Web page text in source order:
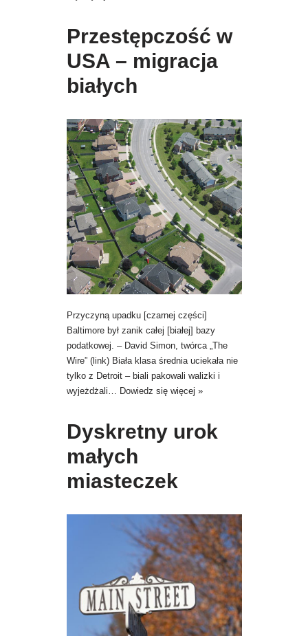
Przestępczość w
USA – migracja
białych
Przyczyną upadku [czarnej części]
Baltimore był zanik całej [białej] bazy
podatkowej. – David Simon, twórca „The
Wire” (link) Biała klasa średnia uciekała nie
tylko z Detroit – biali pakowali walizki i
wyjeżdżali…
Dowiedz się więcej »
Dyskretny urok
małych
miasteczek